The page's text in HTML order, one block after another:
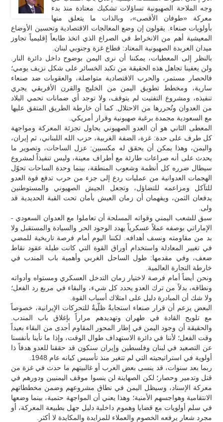
وجه الملاحة الصهيونية تساؤلات تشكيك معتادة منذ بدء
معركة «طوفان الأقصى»، وبالذات ما يتعلق منها
بأولويات صنعاء. يقولون إن وضع المعالجات الاقتصادية وتحسين الأوضاع
المعيشية أهم من الانخراط في الصراع الذي اتخذ طابعاً إقليمياً تجاوز
ميدان العربدة الصهيونية المعتاد: قطاع غزة وجنوبي لبنان.
بالنظر إلى المعطيات، يمكننا أن نرى اليمن بوضوح داخل دائرة النار.
ولن يعفينا تجاهل هذه الحقيقة من تكبد الخسائر على شكل نزيف يومي؛
فالحصار مستمر، والحرب الاقتصادية متواصلة، والعقوبات ضد صنعاء
سارية، ومخطط تطويق اليمن من الخليج والقرن الأفريقي يجري
تنفيذه، ومشروع التفتيت لم يتوقف، ولا توجد أي ضمانات تحمي البلاد
من العدوان وتُحررها من الاحتلال. كما أن خارطة الطريق المتفق عليها
مع السعودية مجمدة برغبة صهيونية وقرار أمريكي.
المعطى الثاني هو أن العدو الصهيوني يحاول تجزئة المعركة ومواجهة
كل طرف على حدة: غزة، الضفة الغربية، حزب الله اللبناني، ثم إيران،
واليمن، وهذا يمكن أن يحقق له مكسبين: عزل الساحات، وتصوير ما
يحدث على أنه صراعات طارئة مع أطراف معينة، وليس تنفيذاً لمشروع
سيطال ضرره كل أنظمة وشعوب المنطقة، بينما وحدة الساحات تحوّل
الهجمات العدوانية من عمليات ردع إلى جزء من حرب تدفع قوة العدو
للتآكل ومزاعمه للتضاؤل، وتجعل الجيش الصهيوني والمستوطنين
يدفعان الثمن، ويفهمان أن زمان العيش بأمان تحت القبة الحديدية قد
ولى.
سبق للشعب اليمني وقواته المسلحة أن تعاملوا مع العدوان السعودي -
الإماراتي بوصفه عملاً عسكرياً يهدد الوجود الحر والسيادة والمستقبل ولا
بد من مقاومته ونسف أهدافه. لكننا اليوم أمام فرصة تاريخية للمضي
في تغيير المعادلة واستخدام أوراق القوة التي كانت طيلة عقود نقاط
ضعف، وفي مقدمها: طول الساحل الغربي وأهمية باب المندب في
خارطة التجارة العالمية.
ونحن أيضاً أمام فرصة لاختيار زمان التدخل العسكري ومستواه وأدواته
ونطاقه، بدلاً من ترك العدو يحدد كل شيء، والبقاء في مربع رد الفعل؛
ولا شك أن المبادرة دليل على امتلاك أسباب القوة.
البعض يزعم أن قرار صنعاء استجابةٌ ظلّيةٌ للتحركات الإيرانية، خصوصاً
مع تلويح القادة في طهران وتهديدهم مراراً بإغلاق باب المندب.
والحقيقة أن وجود اليمن في إطار المحور المقاوم أجدى من البقاء بعيداً
وقت الفعل؛ لأننا في دائرة الاستهداف طوال الوقت، وإذا ما نأينا بأنفسنا
عن التصعيد في لبنان وفلسطين وإيران سنكون قد حققنا للعدو هدفاً ذا
أولوية في استراتيجيته التي لم تتغير منذ تأسيس كيانه عام 1948.
ربما بعد سنوات، قد ينسى بعض العرب أو غالبيتهم ما حدث في غزة من
قتل وتدمير وحصار؛ لكن الصهاينة لن ينسوا موقف اليمنيين ودورهم في
معركة الإسناد، وسيظل اليمن في نطاق مشروعهم وضمن مخططاتهم
الانتقامية وهواجسهم الأمنية؛ وهذا يعني أن المواجهة حتمية، بينما وضعها
في سلم أولويات مع قضايا وهموم داخلية دليل جهل بطبيعة المعركة، أو
مجرد شعار يرفعه الخصوم والعملاء للمزايدة والمكايدة لا أكثر.